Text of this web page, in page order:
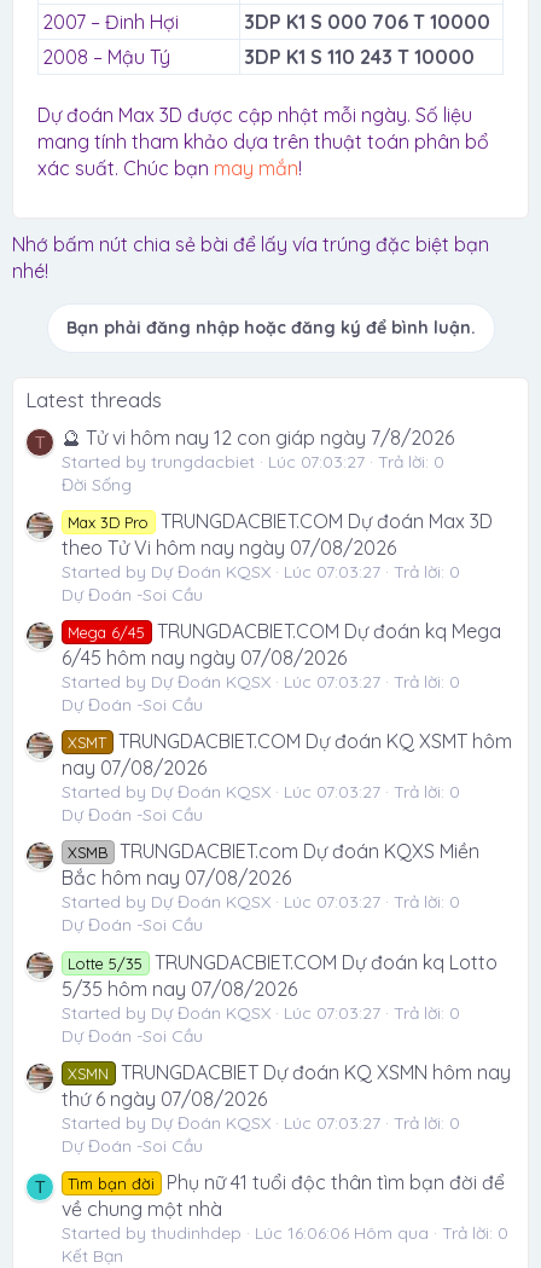
2007 – Đinh Hợi
3DP K1 S 000 706 T 10000
2008 – Mậu Tý
3DP K1 S 110 243 T 10000
Dự đoán Max 3D được cập nhật mỗi ngày. Số liệu
mang tính tham khảo dựa trên thuật toán phân bổ
xác suất. Chúc bạn may mắn!
Nhớ bấm nút chia sẻ bài để lấy vía trúng đặc biệt bạn
nhé!
Bạn phải đăng nhập hoặc đăng ký để bình luận.
Latest threads
T 🔮 Tử vi hôm nay 12 con giáp ngày 7/8/2026
Started by trungdacbiet Lúc 07:03:27
Trả lời: 0
Đời Sống
Max 3D Pro
TRUNGDACBIET.COM Dự đoán Max 3D
theo Tử Vi hôm nay ngày 07/08/2026
Started by Dự Đoán KQSX Lúc 07:03:27
Trả lời: 0
Dự Đoán -Soi Cầu
Mega 6/45
TRUNGDACBIET.COM Dự đoán kq Mega
6/45 hôm nay ngày 07/08/2026
Started by Dự Đoán KQSX Lúc 07:03:27
Trả lời: 0
Dự Đoán -Soi Cầu
XSMT TRUNGDACBIET.COM Dự đoán KQ XSMT hôm
nay 07/08/2026
Started by Dự Đoán KQSX Lúc 07:03:27
Trả lời: 0
Dự Đoán -Soi Cầu
XSMB
TRUNGDACBIET.com Dự đoán KQXS Miền
Bắc hôm nay 07/08/2026
Started by Dự Đoán KQSX Lúc 07:03:27
Trả lời: 0
Dự Đoán -Soi Cầu
Lotte 5/35
TRUNGDACBIET.COM Dự đoán kq Lotto
5/35 hôm nay 07/08/2026
Started by Dự Đoán KQSX Lúc 07:03:27
Trả lời: 0
Dự Đoán -Soi Cầu
XSMN
TRUNGDACBIET Dự đoán KQ XSMN hôm nay
thứ 6 ngày 07/08/2026
Started by Dự Đoán KQSX Lúc 07:03:27
Trả lời: 0
Dự Đoán -Soi Cầu
T Tìm bạn đời
Phụ nữ 41 tuổi độc thân tìm bạn đời để
về chung một nhà
Started by thudinhdep Lúc 16:06:06 Hôm qua
Trả lời: 0
Kết Bạn